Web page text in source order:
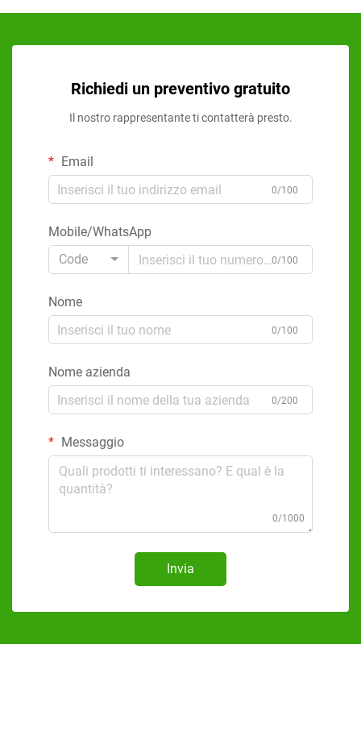
Richiedi un preventivo gratuito
Il nostro rappresentante ti contatterà presto.
Email
0/100
Mobile/WhatsApp
Code
0/100
Nome
0/100
Nome azienda
0/200
Messaggio
0/1000
Invia